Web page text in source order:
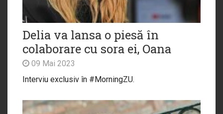
Delia va lansa o piesă în
colaborare cu sora ei, Oana
09 Mai 2023
Interviu exclusiv în #MorningZU.